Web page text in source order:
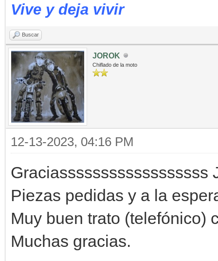
Vive y deja vivir
Buscar
JOROK
Chiflado de la moto
12-13-2023, 04:16 PM
Graciassssssssssssssssss
Piezas pedidas y a la
Muy buen trato (telefónico)
Muchas gracias.